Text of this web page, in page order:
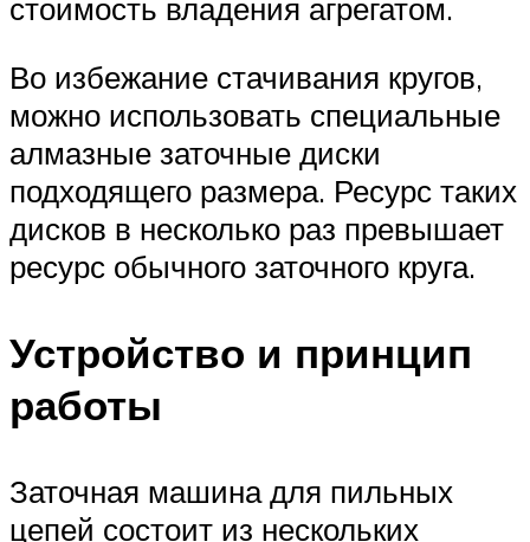
стоимость владения агрегатом.
Во избежание стачивания кругов,
можно использовать специальные
алмазные заточные диски
подходящего размера. Ресурс таких
дисков в несколько раз превышает
ресурс обычного заточного круга.
Устройство и принцип
работы
Заточная машина для пильных
цепей состоит из нескольких